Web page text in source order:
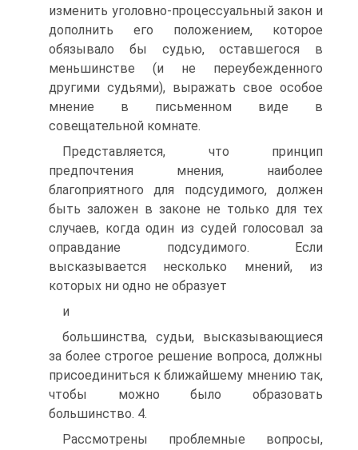
изменить уголовно-процессуальный закон и
дополнить его положением, которое
обязывало бы судью, оставшегося в
меньшинстве (и не переубежденного
другими судьями), выражать свое особое
мнение в письменном виде в
совещательной комнате.
Представляется, что принцип
предпочтения мнения, наиболее
благоприятного для подсудимого, должен
быть заложен в законе не только для тех
случаев, когда один из судей голосовал за
оправдание подсудимого. Если
высказывается несколько мнений, из
которых ни одно не образует
и
большинства, судьи, высказывающиеся
за более строгое решение вопроса, должны
присоединиться к ближайшему мнению так,
чтобы можно было образовать
большинство. 4.
Рассмотрены проблемные вопросы,